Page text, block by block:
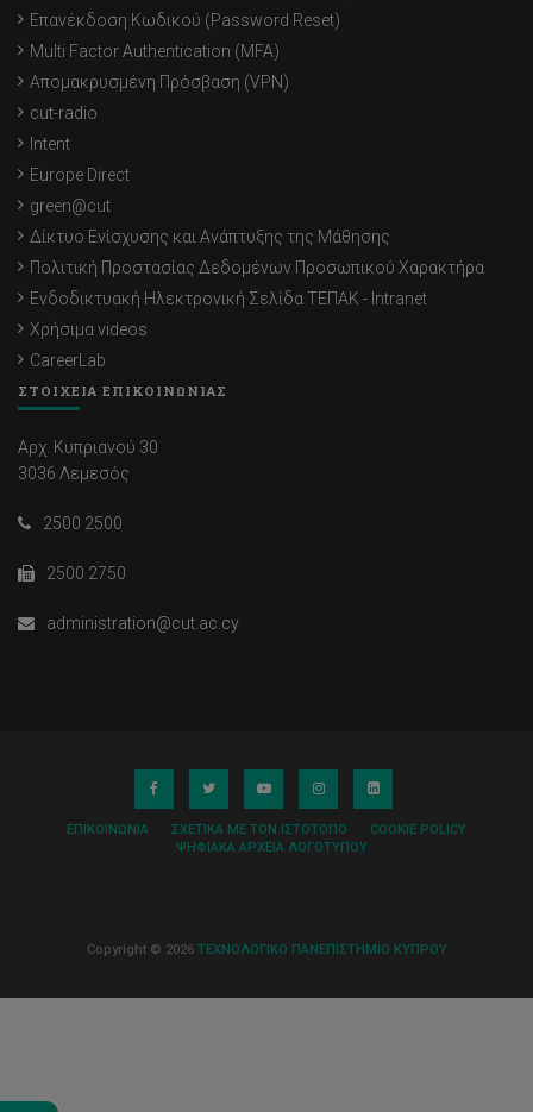
Επανέκδοση Κωδικού (Password Reset)
Multi Factor Authentication (MFA)
Απομακρυσμένη Πρόσβαση (VPN)
cut-radio
Intent
Europe Direct
green@cut
Δίκτυο Ενίσχυσης και Ανάπτυξης της Μάθησης
Πολιτική Προστασίας Δεδομένων Προσωπικού Χαρακτήρα
Ενδοδικτυακή Ηλεκτρονική Σελίδα ΤΕΠΑΚ - Intranet
Χρήσιμα videos
CareerLab
ΣΤΟΙΧΕΙΑ ΕΠΙΚΟΙΝΩΝΙΑΣ
Αρχ. Κυπριανού 30
3036 Λεμεσός
2500 2500
2500 2750
administration@cut.ac.cy
ΕΠΙΚΟΙΝΩΝΊΑ ΣΧΕΤΙΚΆ ΜΕ ΤΟΝ ΙΣΤΌΤΟΠΟ
COOKIE POLICY
ΨΗΦΙΑΚΆ ΑΡΧΕΊΑ ΛΟΓΌΤΥΠΟΥ
Copyright © 2026 ΤΕΧΝΟΛΟΓΙΚΟ ΠΑΝΕΠΙΣΤΗΜΙΟ ΚΥΠΡΟΥ